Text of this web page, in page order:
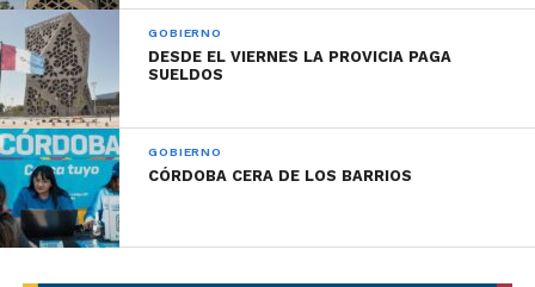
GOBIERNO
DESDE EL VIERNES LA PROVICIA PAGA
SUELDOS
GOBIERNO
CÓRDOBA CERA DE LOS BARRIOS